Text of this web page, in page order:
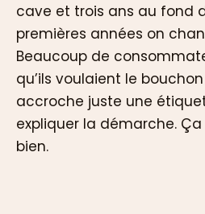
cave et trois ans au fond
premières années on
Beaucoup de
qu’ils voulaient le
accroche juste une
expliquer la démarche.
bien.